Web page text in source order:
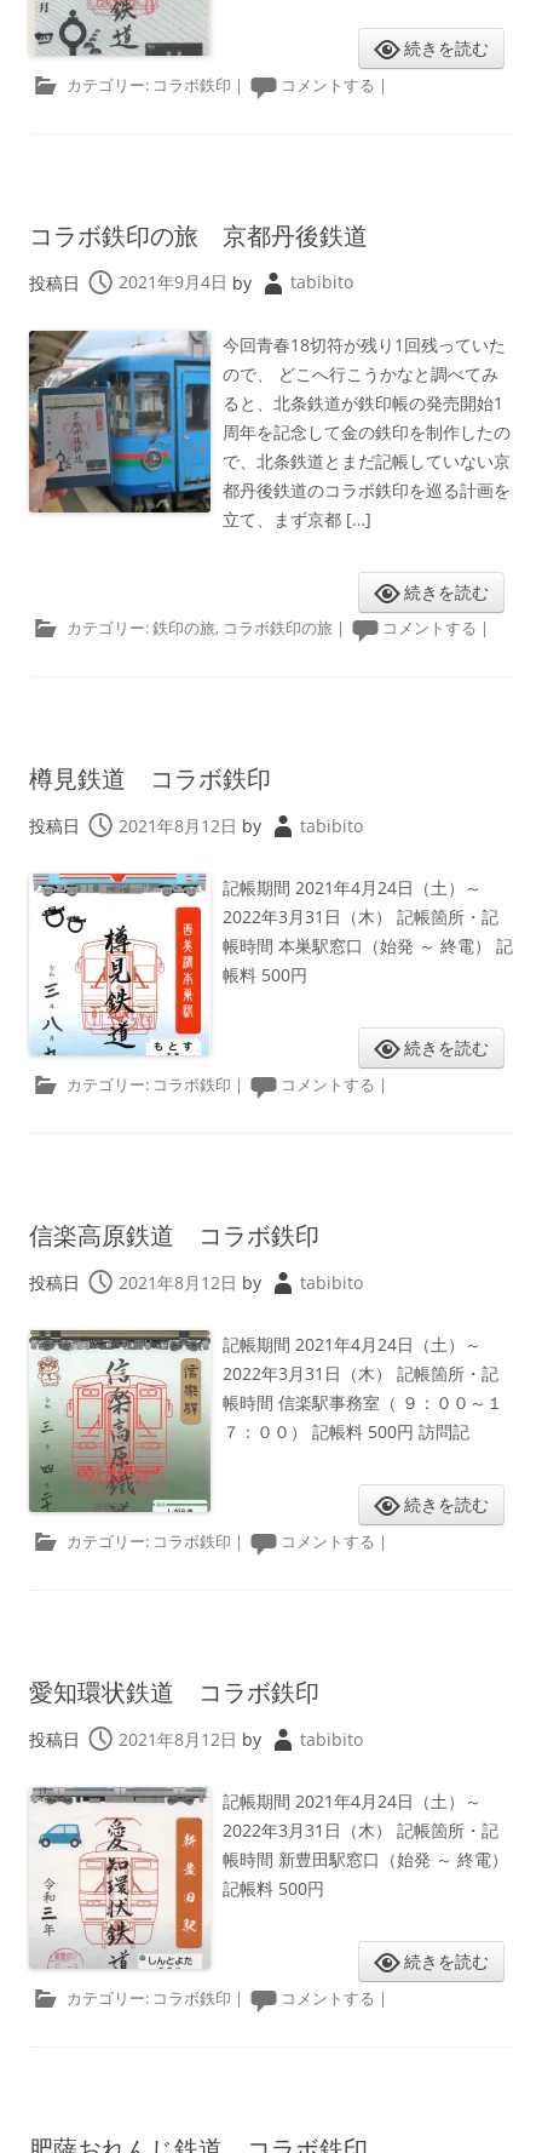
続きを読む
カテゴリー: コラボ鉄印 | コメントする |
コラボ鉄印の旅 京都丹後鉄道
投稿日 2021年9月4日 by tabibito
今回青春18切符が残り1回残っていた
ので、 どこへ行こうかなと調べてみ
ると、北条鉄道が鉄印帳の発売開始1
周年を記念して金の鉄印を制作したの
で、北条鉄道とまだ記帳していない京
都丹後鉄道のコラボ鉄印を巡る計画を
立て、まず京都 […]
続きを読む
カテゴリー:鉄印の旅, コラボ鉄印の旅 | コメントする |
樽見鉄道 コラボ鉄印
投稿日 2021年8月12日 by tabibito
記帳期間 2021年4月24日（土）～
2022年3月31日（木） 記帳箇所・記
帳時間 本巣駅窓口（始発 ～ 終電） 記
帳料 500円
続きを読む
カテゴリー: コラボ鉄印 | コメントする |
信楽高原鉄道 コラボ鉄印
投稿日 2021年8月12日 by tabibito
記帳期間 2021年4月24日（土）～
2022年3月31日（木） 記帳箇所・記
帳時間 信楽駅事務室（ ９：００～１
７：００） 記帳料 500円 訪問記
続きを読む
カテゴリー: コラボ鉄印 | コメントする |
愛知環状鉄道 コラボ鉄印
投稿日 2021年8月12日 by tabibito
記帳期間 2021年4月24日（土）～
2022年3月31日（木） 記帳箇所・記
帳時間 新豊田駅窓口（始発 ～ 終電）
記帳料 500円
続きを読む
カテゴリー: コラボ鉄印 | コメントする |